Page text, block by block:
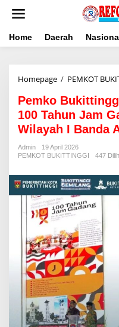
Home Daerah
Homepage / PEMKOT
Pemko
100 Tahun Jam
Wilayah I Banda
Admin
19 April 2026
PEMKOT BUKITTINGGI
447